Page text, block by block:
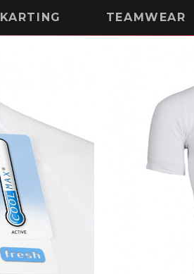
KARTING TEAMWEAR